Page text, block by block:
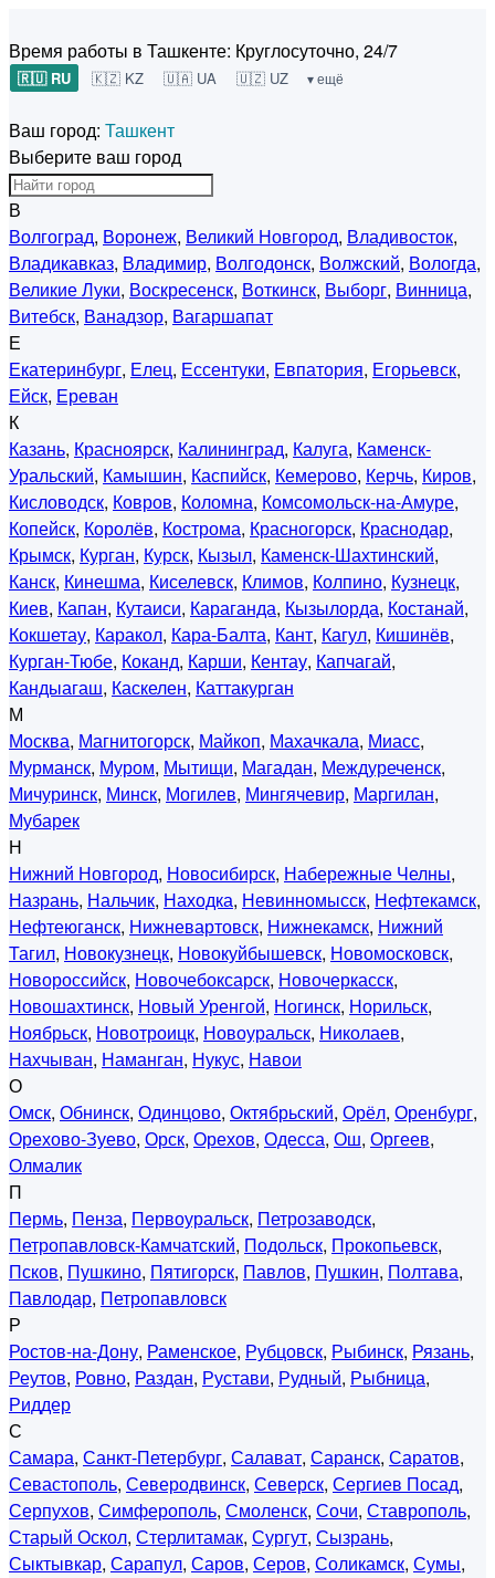
Время работы в Ташкенте: Круглосуточно, 24/7
🇷🇺 RU 🇰🇿 KZ 🇺🇦 UA 🇺🇿 UZ ▾ ещё
Ваш город: Ташкент
Выберите ваш город
В
Волгоград, Воронеж, Великий Новгород, Владивосток,
Владикавказ, Владимир, Волгодонск, Волжский, Вологда,
Великие Луки, Воскресенск, Воткинск, Выборг, Винница,
Витебск, Ванадзор, Вагаршапат
Е
Екатеринбург, Елец, Ессентуки, Евпатория, Егорьевск,
Ейск, Ереван
К
Казань, Красноярск, Калининград, Калуга, Каменск-
Уральский, Камышин, Каспийск, Кемерово, Керчь, Киров,
Кисловодск, Ковров, Коломна, Комсомольск-на-Амуре,
Копейск, Королёв, Кострома, Красногорск, Краснодар,
Крымск, Курган, Курск, Кызыл, Каменск-Шахтинский,
Канск, Кинешма, Киселевск, Климов, Колпино, Кузнецк,
Киев, Капан, Кутаиси, Караганда, Кызылорда, Костанай,
Кокшетау, Каракол, Кара-Балта, Кант, Кагул, Кишинёв,
Курган-Тюбе, Коканд, Карши, Кентау, Капчагай,
Кандыагаш, Каскелен, Каттакурган
М
Москва, Магнитогорск, Майкоп, Махачкала, Миасс,
Мурманск, Муром, Мытищи, Магадан, Междуреченск,
Мичуринск, Минск, Могилев, Мингячевир, Маргилан,
Мубарек
Н
Нижний Новгород, Новосибирск, Набережные Челны,
Назрань, Нальчик, Находка, Невинномысск, Нефтекамск,
Нефтеюганск, Нижневартовск, Нижнекамск, Нижний
Тагил, Новокузнецк, Новокуйбышевск, Новомосковск,
Новороссийск, Новочебоксарск, Новочеркасск,
Новошахтинск, Новый Уренгой, Ногинск, Норильск,
Ноябрьск, Новотроицк, Новоуральск, Николаев,
Нахчыван, Наманган, Нукус, Навои
О
Омск, Обнинск, Одинцово, Октябрьский, Орёл, Оренбург,
Орехово-Зуево, Орск, Орехов, Одесса, Ош, Оргеев,
Олмалик
П
Пермь, Пенза, Первоуральск, Петрозаводск,
Петропавловск-Камчатский, Подольск, Прокопьевск,
Псков, Пушкино, Пятигорск, Павлов, Пушкин, Полтава,
Павлодар, Петропавловск
Р
Ростов-на-Дону, Раменское, Рубцовск, Рыбинск, Рязань,
Реутов, Ровно, Раздан, Рустави, Рудный, Рыбница,
Риддер
С
Самара, Санкт-Петербург, Салават, Саранск, Саратов,
Севастополь, Северодвинск, Северск, Сергиев Посад,
Серпухов, Симферополь, Смоленск, Сочи, Ставрополь,
Старый Оскол, Стерлитамак, Сургут, Сызрань,
Сыктывкар, Сарапул, Саров, Серов, Соликамск, Сумы,